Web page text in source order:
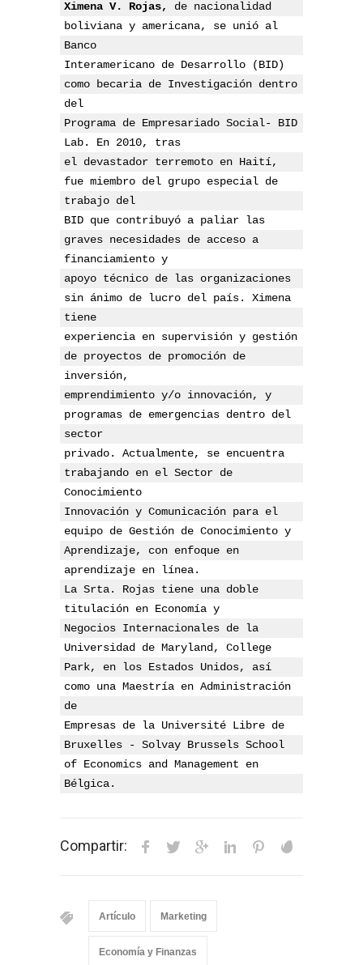
Ximena V. Rojas,
de nacionalidad
boliviana y americana, se unió al
Banco
Interamericano de Desarrollo (BID)
como becaria de Investigación dentro
del
Programa de Empresariado Social- BID
Lab. En 2010, tras
el devastador terremoto en Haití,
fue miembro del grupo especial de
trabajo del
BID que contribuyó a paliar las
graves necesidades de acceso a
financiamiento y
apoyo técnico de las organizaciones
sin ánimo de lucro del país. Ximena
tiene
experiencia en supervisión y gestión
de proyectos de promoción de
inversión,
emprendimiento y/o innovación, y
programas de emergencias dentro del
sector
privado. Actualmente, se encuentra
trabajando en el Sector de
Conocimiento
Innovación y Comunicación para el
equipo de Gestión de Conocimiento y
Aprendizaje, con enfoque en
aprendizaje en línea.
La Srta. Rojas tiene una doble
titulación en Economía y
Negocios Internacionales de la
Universidad de Maryland, College
Park, en los Estados Unidos, así
como una Maestría en Administración
de
Empresas de la Université Libre de
Bruxelles - Solvay Brussels School
of Economics and Management en
Bélgica.
Compartir:
Artículo Marketing
Economía y Finanzas